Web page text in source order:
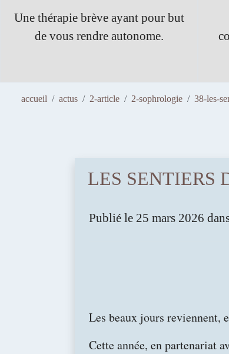
Une thérapie brève ayant pour but
de vous rendre autonome.
accueil actus 2-article 2-sophrologie 38-les-
LES SENTIERS
Publié le 25 mars 2026
Les beaux jours reviennent,
Cette année, en partenariat